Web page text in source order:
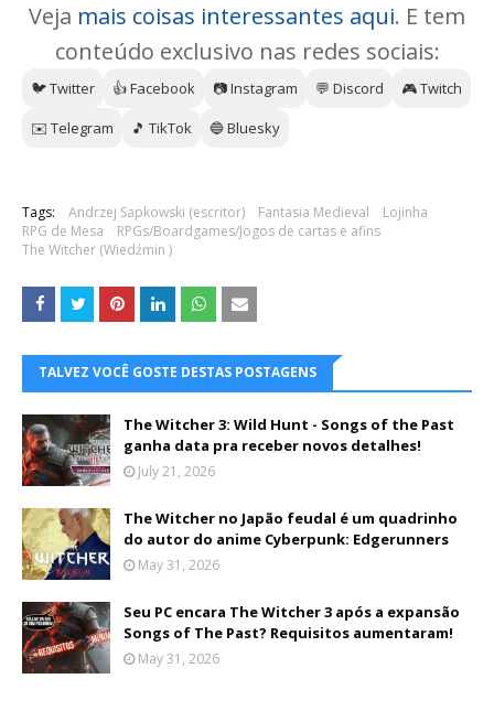
Veja mais coisas interessantes aqui. E tem
conteúdo exclusivo nas redes sociais:
🐦 Twitter 👍 Facebook 📷 Instagram 💬 Discord
🎮 Twitch
✉️ Telegram
🎵 TikTok 🔵 Bluesky
Tags: Andrzej Sapkowski (escritor) Fantasia Medieval
Lojinha
RPG de Mesa
RPGs/Boardgames/Jogos de cartas e afins
The Witcher (Wiedźmin )
TALVEZ VOCÊ GOSTE DESTAS POSTAGENS
The Witcher 3: Wild Hunt - Songs of the Past
ganha data pra receber novos detalhes!
July 21, 2026
The Witcher no Japão feudal é um quadrinho
do autor do anime Cyberpunk: Edgerunners
May 31, 2026
Seu PC encara The Witcher 3 após a expansão
Songs of The Past? Requisitos aumentaram!
May 31, 2026